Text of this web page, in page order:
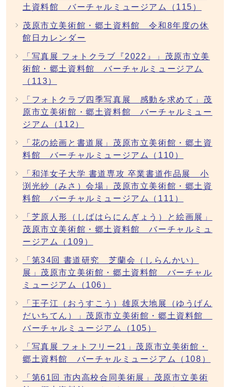
土資料館 バーチャルミュージアム（115）
茂原市立美術館・郷土資料館 令和8年度の休
館日カレンダー
「写真展 フォトクラブ『2022』」茂原市立美
術館・郷土資料館 バーチャルミュージアム
（113）
「フォトクラブ四季写真展 感動を求めて」茂
原市立美術館・郷土資料館 バーチャルミュー
ジアム（112）
「花の絵画と書道展」茂原市立美術館・郷土資
料館 バーチャルミュージアム（110）
「和洋女子大学 書道専攻 卒業書道作品展 小
渕光紗（みさ）会場」茂原市立美術館・郷土資
料館 バーチャルミュージアム（111）
「芝原人形（しばはらにんぎょう）と絵画展」
茂原市立美術館・郷土資料館 バーチャルミュ
ージアム（109）
「第34回 書道研究 芝蘭会（しらんかい）
展」茂原市立美術館・郷土資料館 バーチャル
ミュージアム（106）
「王子江（おうすこう）雄原大地展（ゆうげん
だいちてん）」茂原市立美術館・郷土資料館
バーチャルミュージアム（105）
「写真展 フォトフリー21」茂原市立美術館・
郷土資料館 バーチャルミュージアム（108）
「第61回 市内高校合同美術展」茂原市立美術